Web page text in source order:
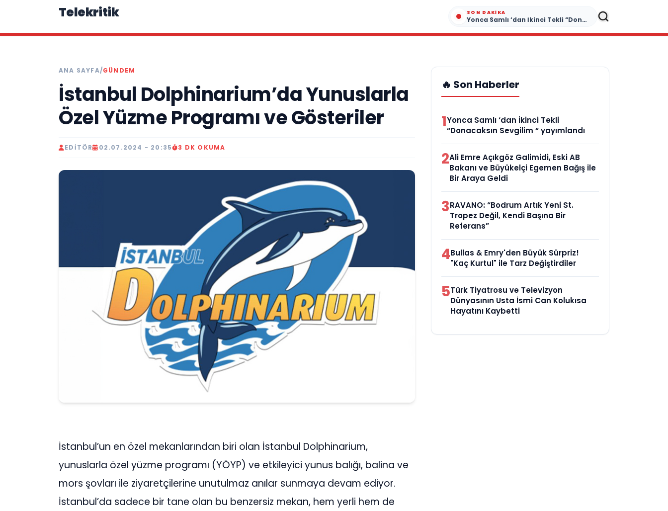
Telekritik SON DAKIKA
Yonca Samlı ‘dan İkinci Tekli “Donacaksın Sevgilim “ yayımlandı
ANA SAYFA/GÜNDEM
İstanbul Dolphinarium’da Yunuslarla
Özel Yüzme Programı ve Gösteriler
EDITÖR 02.07.2024 - 20:35 3 DK OKUMA
İstanbul’un en özel mekanlarından biri olan İstanbul Dolphinarium,
yunuslarla özel yüzme programı (YÖYP) ve etkileyici yunus balığı, balina ve
mors şovları ile ziyaretçilerine unutulmaz anılar sunmaya devam ediyor.
İstanbul’da sadece bir tane olan bu benzersiz mekan, hem yerli hem de
🔥 Son Haberler
1Yonca Samlı ‘dan İkinci Tekli
“Donacaksın Sevgilim “ yayımlandı
2Ali Emre Açıkgöz Galimidi, Eski AB
Bakanı ve Büyükelçi Egemen Bağış ile
Bir Araya Geldi
3RAVANO: “Bodrum Artık Yeni St.
Tropez Değil, Kendi Başına Bir
Referans”
4Bullas & Emry'den Büyük Sürpriz!
"Kaç Kurtul" ile Tarz Değiştirdiler
5Türk Tiyatrosu ve Televizyon
Dünyasının Usta İsmi Can Kolukısa
Hayatını Kaybetti